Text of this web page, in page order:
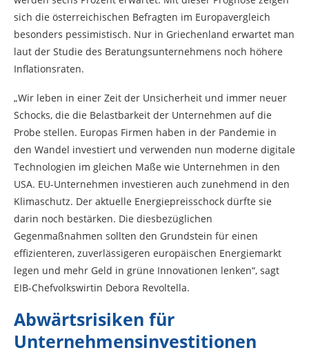
sich die österreichischen Befragten im Europavergleich
besonders pessimistisch. Nur in Griechenland erwartet man
laut der Studie des Beratungsunternehmens noch höhere
Inflationsraten.
„Wir leben in einer Zeit der Unsicherheit und immer neuer
Schocks, die die Belastbarkeit der Unternehmen auf die
Probe stellen. Europas Firmen haben in der Pandemie in
den Wandel investiert und verwenden nun moderne digitale
Technologien im gleichen Maße wie Unternehmen in den
USA. EU-Unternehmen investieren auch zunehmend in den
Klimaschutz. Der aktuelle Energiepreisschock dürfte sie
darin noch bestärken. Die diesbezüglichen
Gegenmaßnahmen sollten den Grundstein für einen
effizienteren, zuverlässigeren europäischen Energiemarkt
legen und mehr Geld in grüne Innovationen lenken“, sagt
EIB-Chefvolkswirtin Debora Revoltella.
Abwärtsrisiken für
Unternehmensinvestitionen